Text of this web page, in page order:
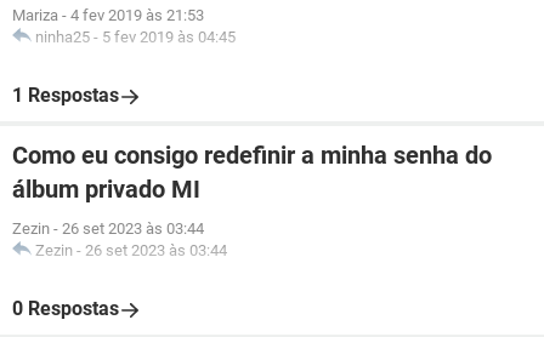
Mariza - 4 fev 2019 às 21:53
ninha25 - 5 fev 2019 às 04:45
1 Respostas
Como eu consigo redefinir a minha senha do
álbum privado MI
Zezin - 26 set 2023 às 03:44
Zezin - 26 set 2023 às 03:44
0 Respostas